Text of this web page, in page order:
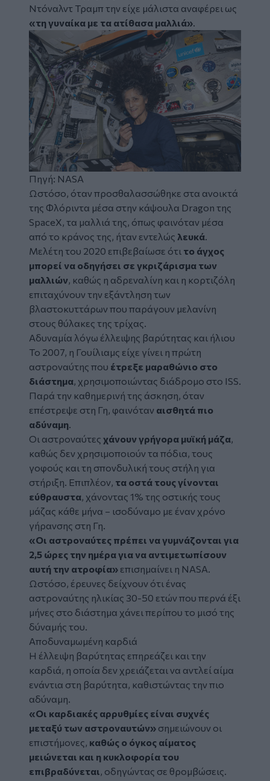
Ντόναλντ Τραμπ την είχε μάλιστα αναφέρει ως
«τη γυναίκα με τα ατίθασα μαλλιά».
Πηγή: NASA
Ωστόσο, όταν προσθαλασσώθηκε στα ανοικτά
της Φλόριντα μέσα στην κάψουλα Dragon της
SpaceX, τα μαλλιά της, όπως φαινόταν μέσα
από το κράνος της, ήταν εντελώς λευκά
Μελέτη του 2020 επιβεβαίωσε ότι το άγχος
μπορεί να οδηγήσει σε γκριζάρισμα των
μαλλιών , καθώς η αδρεναλίνη και η κορτιζόλη
επιταχύνουν την εξάντληση των
βλαστοκυττάρων που παράγουν μελανίνη
στους θύλακες της τρίχας.
Αδυναμία λόγω έλλειψης βαρύτητας και ήλιου
Το 2007, η Γουίλιαμς είχε γίνει η πρώτη
αστροναύτης που έτρεξε μαραθώνιο στο
διάστημα , χρησιμοποιώντας διάδρομο στο ISS.
Παρά την καθημερινή της άσκηση, όταν
επέστρεψε στη Γη, φαινόταν αισθητά πιο
αδύναμη
Οι αστροναύτες χάνουν γρήγορα μυϊκή μάζα
καθώς δεν χρησιμοποιούν τα πόδια, τους
γοφούς και τη σπονδυλική τους στήλη για
στήριξη. Επιπλέον, τα οστά τους γίνονται
εύθραυστα , χάνοντας 1% της οστικής τους
μάζας κάθε μήνα – ισοδύναμο με έναν χρόνο
γήρανσης στη Γη.
«Οι αστροναύτες πρέπει να γυμνάζονται για
2,5 ώρες την ημέρα για να αντιμετωπίσουν
αυτή την ατροφία» επισημαίνει η NASA.
Ωστόσο, έρευνες δείχνουν ότι ένας
αστροναύτης ηλικίας 30-50 ετών που περνά έξι
μήνες στο διάστημα χάνει περίπου το μισό της
δύναμής του.
Αποδυναμωμένη καρδιά
Η έλλειψη βαρύτητας επηρεάζει και την
καρδιά, η οποία δεν χρειάζεται να αντλεί αίμα
ενάντια στη βαρύτητα, καθιστώντας την πιο
αδύναμη.
«Οι καρδιακές αρρυθμίες είναι συχνές
μεταξύ των αστροναυτών» σημειώνουν οι
επιστήμονες, καθώς ο όγκος αίματος
μειώνεται και η κυκλοφορία του
επιβραδύνεται , οδηγώντας σε θρομβώσεις.